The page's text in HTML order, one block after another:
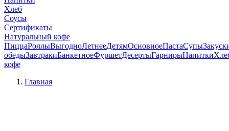
Хлеб
Соусы
Сертификаты
Натуральный кофе
ПиццаРоллыВыгодноЛетнееДетямОсновноеПастаСупы
обедыЗавтракиБанкетноеФуршетДесертыГарнирыНапитки
кофе
Главная